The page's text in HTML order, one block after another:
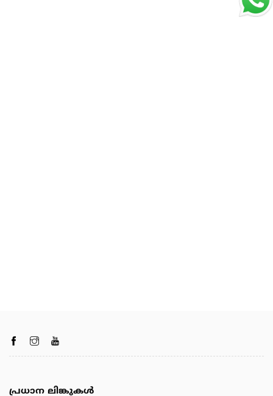
പ്രധാന ലിങ്കുകൾ